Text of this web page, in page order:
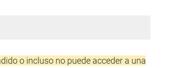
o incluso no puede acceder a una